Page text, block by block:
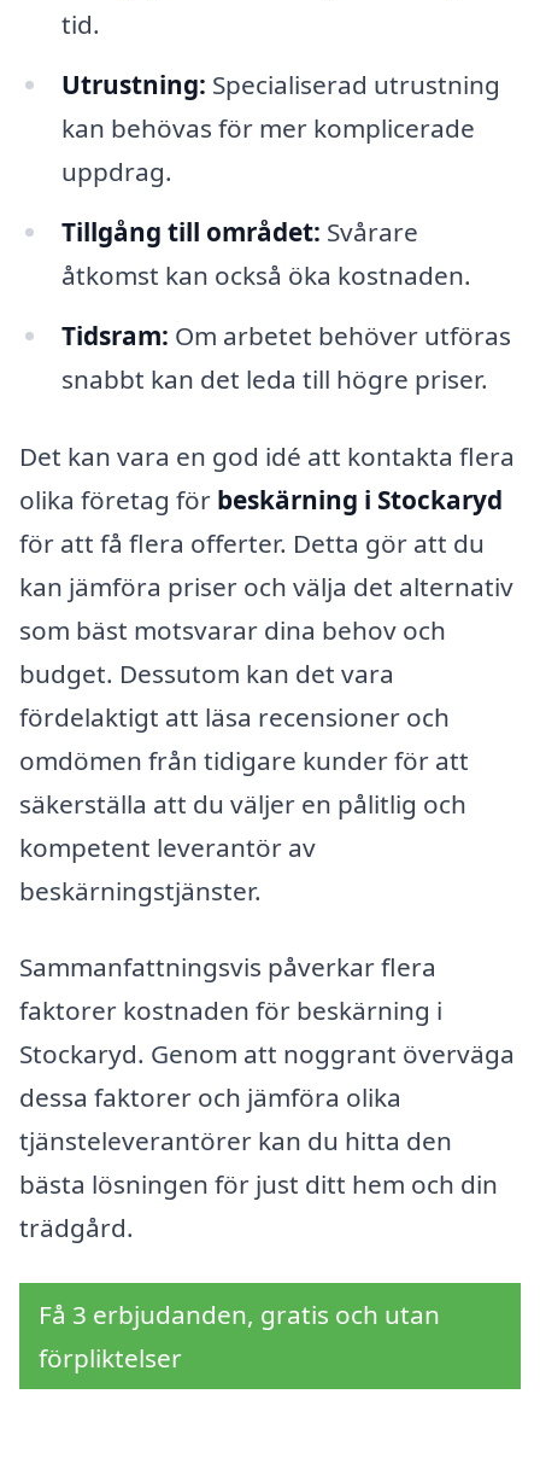
tid.
Utrustning: Specialiserad utrustning
kan behövas för mer komplicerade
uppdrag.
Tillgång till området: Svårare
åtkomst kan också öka kostnaden.
Tidsram: Om arbetet behöver utföras
snabbt kan det leda till högre priser.
Det kan vara en god idé att kontakta flera
olika företag för beskärning i Stockaryd
för att få flera offerter. Detta gör att du
kan jämföra priser och välja det alternativ
som bäst motsvarar dina behov och
budget. Dessutom kan det vara
fördelaktigt att läsa recensioner och
omdömen från tidigare kunder för att
säkerställa att du väljer en pålitlig och
kompetent leverantör av
beskärningstjänster.
Sammanfattningsvis påverkar flera
faktorer kostnaden för beskärning i
Stockaryd. Genom att noggrant överväga
dessa faktorer och jämföra olika
tjänsteleverantörer kan du hitta den
bästa lösningen för just ditt hem och din
trädgård.
Få 3 erbjudanden, gratis och utan
förpliktelser